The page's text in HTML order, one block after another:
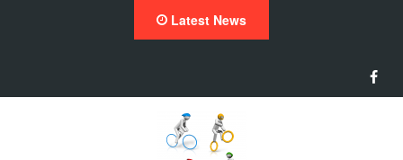
Latest News